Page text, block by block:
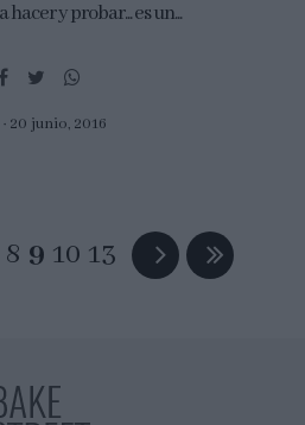
y probar... es un...
20 junio, 2016
8 9 10 13